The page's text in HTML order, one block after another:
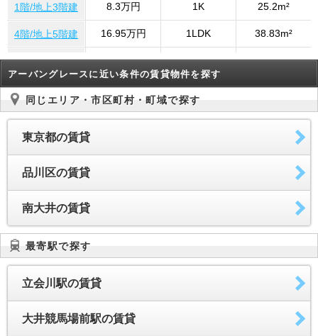
1階/地上3階建 8.3万円 1K 25.2m²
4階/地上5階建 16.95万円 1LDK 38.83m²
2階/地上5階建 16.65万円 1LDK 38.83m²
6階/地上8階建 7.2万円 1K 30.15m²
103号室 8.3万円 1K 25.2m²
アーバングレースに近い条件の賃貸物件を探す
同じエリア・市区町村・町域で探す
東京都の賃貸
品川区の賃貸
南大井の賃貸
最寄駅で探す
立会川駅の賃貸
大井競馬場前駅の賃貸